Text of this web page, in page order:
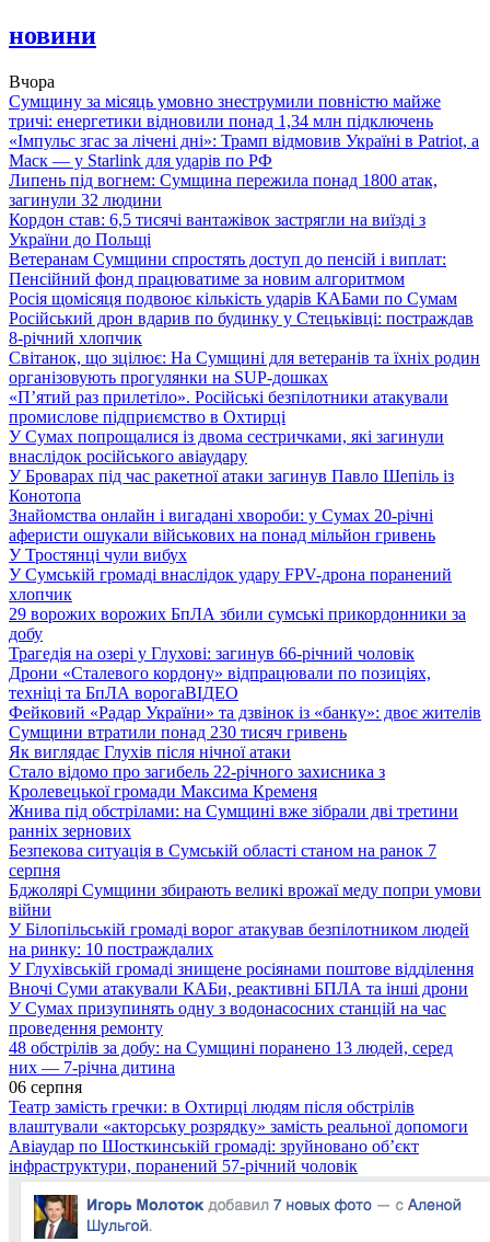
новини
Вчора
Сумщину за місяць умовно знеструмили повністю майже
тричі: енергетики відновили понад 1,34 млн підключень
«Імпульс згас за лічені дні»: Трамп відмовив Україні в Patriot, а
Маск — у Starlink для ударів по РФ
Липень під вогнем: Сумщина пережила понад 1800 атак,
загинули 32 людини
Кордон став: 6,5 тисячі вантажівок застрягли на виїзді з
України до Польщі
Ветеранам Сумщини спростять доступ до пенсій і виплат:
Пенсійний фонд працюватиме за новим алгоритмом
Росія щомісяця подвоює кількість ударів КАБами по Сумам
Російський дрон вдарив по будинку у Стецьківці: постраждав
8-річний хлопчик
Світанок, що зцілює: На Сумщині для ветеранів та їхніх родин
організовують прогулянки на SUP-дошках
«П’ятий раз прилетіло». Російські безпілотники атакували
промислове підприємство в Охтирці
У Сумах попрощалися із двома сестричками, які загинули
внаслідок російського авіаудару
У Броварах під час ракетної атаки загинув Павло Шепіль із
Конотопа
Знайомства онлайн і вигадані хвороби: у Сумах 20-річні
аферисти ошукали військових на понад мільйон гривень
У Тростянці чули вибух
У Сумській громаді внаслідок удару FPV-дрона поранений
хлопчик
29 ворожих ворожих БпЛА збили сумські прикордонники за
добу
Трагедія на озері у Глухові: загинув 66-річний чоловік
Дрони «Сталевого кордону» відпрацювали по позиціях,
техніці та БпЛА ворогаВІДЕО
Фейковий «Радар України» та дзвінок із «банку»: двоє жителів
Сумщини втратили понад 230 тисяч гривень
Як виглядає Глухів після нічної атаки
Стало відомо про загибель 22-річного захисника з
Кролевецької громади Максима Кременя
Жнива під обстрілами: на Сумщині вже зібрали дві третини
ранніх зернових
Безпекова ситуація в Сумській області станом на ранок 7
серпня
Бджолярі Сумщини збирають великі врожаї меду попри умови
війни
У Білопільській громаді ворог атакував безпілотником людей
на ринку: 10 постраждалих
У Глухівській громаді знищене росіянами поштове відділення
Вночі Суми атакували КАБи, реактивні БПЛА та інші дрони
У Сумах призупинять одну з водонасосних станцій на час
проведення ремонту
48 обстрілів за добу: на Сумщині поранено 13 людей, серед
них — 7-річна дитина
06 серпня
Театр замість гречки: в Охтирці людям після обстрілів
влаштували «акторську розрядку» замість реальної допомоги
Авіаудар по Шосткинській громаді: зруйновано об’єкт
інфраструктури, поранений 57-річний чоловік